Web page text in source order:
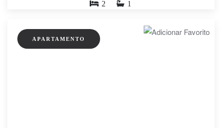
2 1
APARTAMENTO